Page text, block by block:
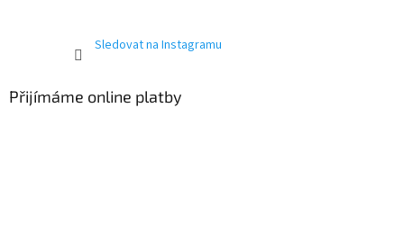
Sledovat na Instagramu
Přijímáme online platby